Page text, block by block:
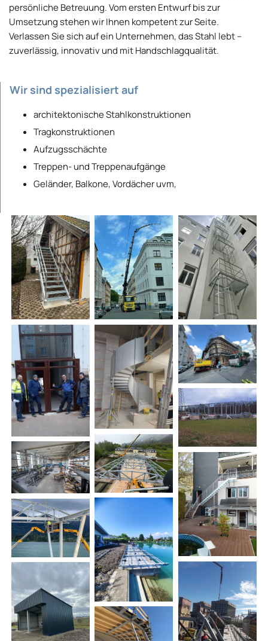
persönliche Betreuung. Vom ersten Entwurf bis zur
Umsetzung stehen wir Ihnen kompetent zur Seite.
Verlassen Sie sich auf ein Unternehmen, das Stahl lebt –
zuverlässig, innovativ und mit Handschlagqualität.
Wir sind spezialisiert auf
architektonische Stahlkonstruktionen
Tragkonstruktionen
Aufzugsschächte
Treppen- und Treppenaufgänge
Geländer, Balkone, Vordächer uvm,